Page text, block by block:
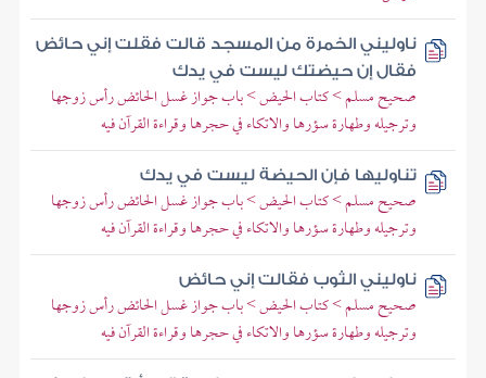
ناوليني الخمرة من المسجد قالت فقلت إني حائض
فقال إن حيضتك ليست في يدك
صحيح مسلم > كتاب الحيض > باب جواز غسل الحائض رأس زوجها
وترجيله وطهارة سؤرها والاتكاء في حجرها وقراءة القرآن فيه
تناوليها فإن الحيضة ليست في يدك
صحيح مسلم > كتاب الحيض > باب جواز غسل الحائض رأس زوجها
وترجيله وطهارة سؤرها والاتكاء في حجرها وقراءة القرآن فيه
ناوليني الثوب فقالت إني حائض
صحيح مسلم > كتاب الحيض > باب جواز غسل الحائض رأس زوجها
وترجيله وطهارة سؤرها والاتكاء في حجرها وقراءة القرآن فيه